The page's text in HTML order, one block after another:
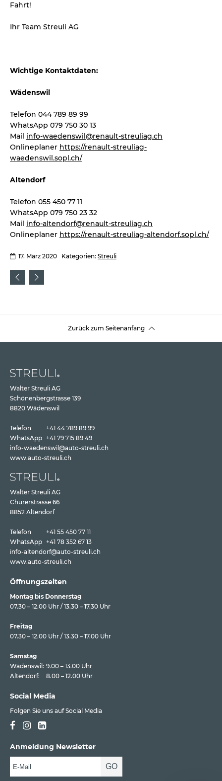
Fahrt!
Ihr Team Streuli AG
Wichtige Kontaktdaten:
Wädenswil
Telefon 044 789 89 99
WhatsApp 079 750 30 13
Mail info-waedenswil@renault-streuliag.ch
Onlineplaner https://renault-streuliag-
waedenswil.sopl.ch/
Altendorf
Telefon 055 450 77 11
WhatsApp 079 750 23 32
Mail info-altendorf@renault-streuliag.ch
Onlineplaner https://renault-streuliag-altendorf.sopl.ch/
17. März 2020 Kategorien: Streuli
Zurück zum Seitenanfang
Walter Streuli AG
Schönenbergstrasse 139
8820 Wädenswil
Telefon
+41 44 789 89 99
WhatsApp +41 79 715 89 49
info-waedenswil@auto-streuli.ch
www.auto-streuli.ch
Walter Streuli AG
Churerstrasse 66
8852 Altendorf
Telefon
+41 55 450 77 11
WhatsApp +41 78 352 67 13
info-altendorf@auto-streuli.ch
www.auto-streuli.ch
Öffnungszeiten
Montag bis Donnerstag
07.30 – 12.00 Uhr / 13.30 – 17.30 Uhr
Freitag
07.30 – 12.00 Uhr / 13.30 – 17.00 Uhr
Samstag
Wädenswil: 9.00 – 13.00 Uhr
Altendorf:
8.00 – 12.00 Uhr
Social Media
Folgen Sie uns auf Social Media
Anmeldung Newsletter